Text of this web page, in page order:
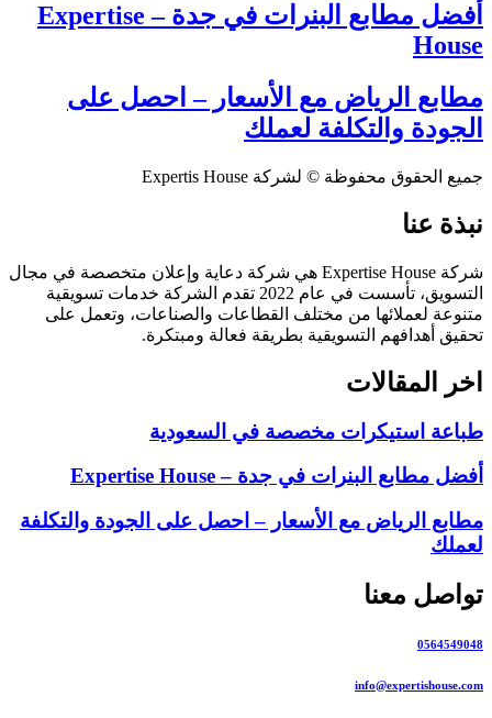
أفضل مطابع البنرات في جدة – Expertise
House
مطابع الرياض مع الأسعار – احصل على
الجودة والتكلفة لعملك
جميع الحقوق محفوظة © لشركة Expertis House
نبذة عنا
شركة Expertise House هي شركة دعاية وإعلان متخصصة في مجال
التسويق، تأسست في عام 2022 تقدم الشركة خدمات تسويقية
متنوعة لعملائها من مختلف القطاعات والصناعات، وتعمل على
تحقيق أهدافهم التسويقية بطريقة فعالة ومبتكرة.
اخر المقالات
طباعة استيكرات مخصصة في السعودية
أفضل مطابع البنرات في جدة – Expertise House
مطابع الرياض مع الأسعار – احصل على الجودة والتكلفة
لعملك
تواصل معنا
0564549048
info@expertishouse.com